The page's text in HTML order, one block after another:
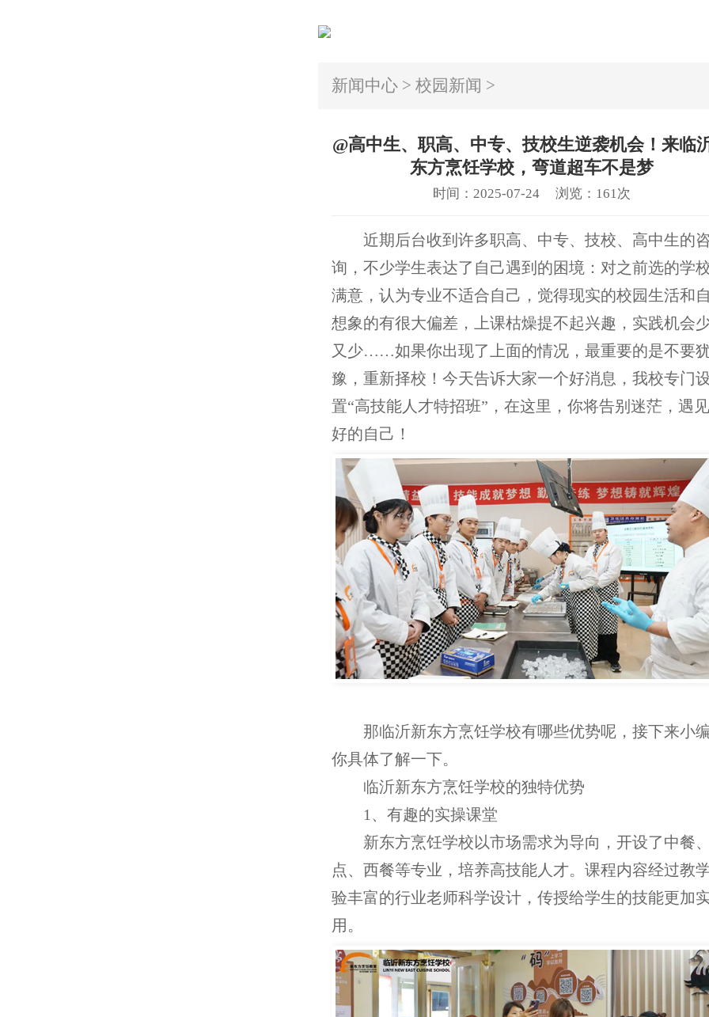
新闻中心> 校园新闻 >
@高中生、职高、中专、技校生逆袭机会！来临
东方烹饪学校，弯道超车不是梦
时间：2025-07-24 浏览：161次
近期后台收到许多职高、中专、技校、高中生的
询，不少学生表达了自己遇到的困境：对之前选的学
满意，认为专业不适合自己，觉得现实的校园生活和
想象的有很大偏差，上课枯燥提不起兴趣，实践机会
又少……如果你出现了上面的情况，最重要的是不要
豫，重新择校！今天告诉大家一个好消息，我校专门
置“高技能人才特招班”，在这里，你将告别迷茫，遇
好的自己！
那临沂新东方烹饪学校有哪些优势呢，接下来小
你具体了解一下。
临沂新东方烹饪学校的独特优势
1、有趣的实操课堂
新东方烹饪学校以市场需求为导向，开设了中餐
点、西餐等专业，培养高技能人才。课程内容经过教
验丰富的行业老师科学设计，传授给学生的技能更加
用。